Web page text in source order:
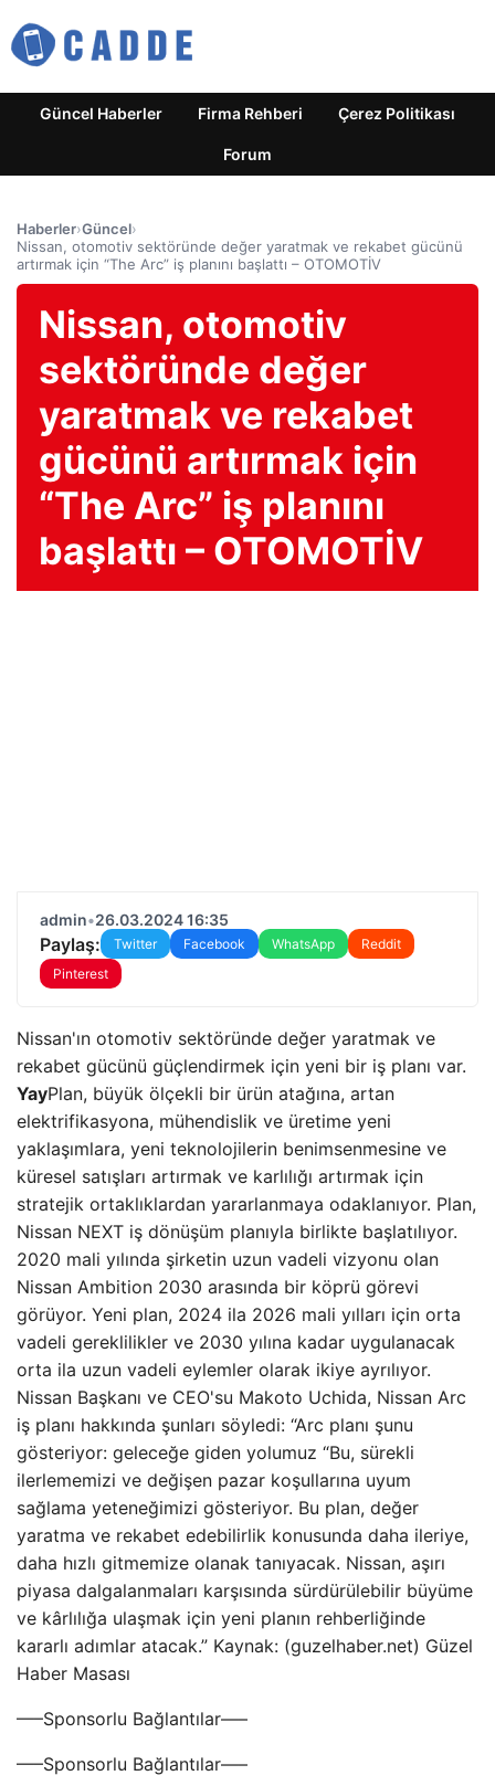
Güncel Haberler Firma Rehberi Çerez Politikası
Forum
Haberler›Güncel›
Nissan, otomotiv sektöründe değer yaratmak ve rekabet gücünü
artırmak için “The Arc” iş planını başlattı – OTOMOTİV
Nissan, otomotiv
sektöründe değer
yaratmak ve rekabet
gücünü artırmak için
“The Arc” iş planını
başlattı – OTOMOTİV
admin•26.03.2024 16:35
Paylaş: Twitter Facebook WhatsApp
Reddit
Pinterest
Nissan'ın otomotiv sektöründe değer yaratmak ve
rekabet gücünü güçlendirmek için yeni bir iş planı var.
YayPlan, büyük ölçekli bir ürün atağına, artan
elektrifikasyona, mühendislik ve üretime yeni
yaklaşımlara, yeni teknolojilerin benimsenmesine ve
küresel satışları artırmak ve karlılığı artırmak için
stratejik ortaklıklardan yararlanmaya odaklanıyor. Plan,
Nissan NEXT iş dönüşüm planıyla birlikte başlatılıyor.
2020 mali yılında şirketin uzun vadeli vizyonu olan
Nissan Ambition 2030 arasında bir köprü görevi
görüyor. Yeni plan, 2024 ila 2026 mali yılları için orta
vadeli gereklilikler ve 2030 yılına kadar uygulanacak
orta ila uzun vadeli eylemler olarak ikiye ayrılıyor.
Nissan Başkanı ve CEO'su Makoto Uchida, Nissan Arc
iş planı hakkında şunları söyledi: “Arc planı şunu
gösteriyor: geleceğe giden yolumuz “Bu, sürekli
ilerlememizi ve değişen pazar koşullarına uyum
sağlama yeteneğimizi gösteriyor. Bu plan, değer
yaratma ve rekabet edebilirlik konusunda daha ileriye,
daha hızlı gitmemize olanak tanıyacak. Nissan, aşırı
piyasa dalgalanmaları karşısında sürdürülebilir büyüme
ve kârlılığa ulaşmak için yeni planın rehberliğinde
kararlı adımlar atacak.” Kaynak: (guzelhaber.net) Güzel
Haber Masası
—–Sponsorlu Bağlantılar—–
—–Sponsorlu Bağlantılar—–